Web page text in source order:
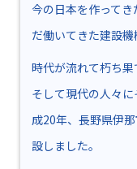
今の日本を作って
だ働いてきた建設機
時代が流れて朽ち果
そして現代の人々
成20年、長野県伊
設しました。